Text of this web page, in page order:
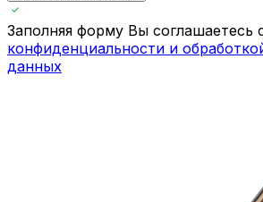
Заполняя форму Вы соглашаетесь
конфиденциальности и
данных